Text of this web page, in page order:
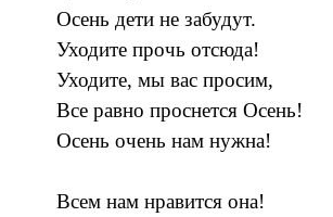
Осень дети не забудут.
Уходите прочь отсюда!
Уходите, мы вас просим,
Все равно проснется Осень!
Осень очень нам нужна!
Всем нам нравится она!